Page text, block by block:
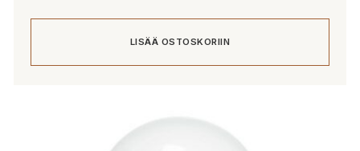
LISÄÄ OSTOSKORIIN